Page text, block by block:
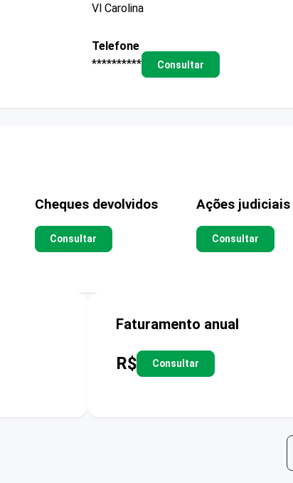
Vl Carolina
Telefone
**********
Consultar
Cheques devolvidos
Consultar
Ações judiciais
Consultar
Faturamento anual
R$ Consultar